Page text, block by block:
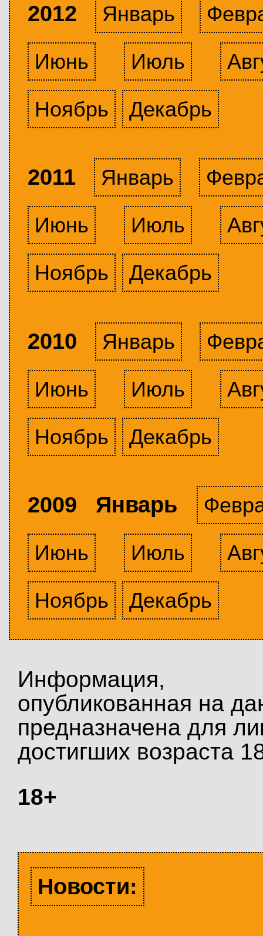
2012 Январь
Июнь
Июль
Ноябрь
Декабрь
2011 Январь
Июнь
Июль
Ноябрь
Декабрь
2010 Январь
Июнь
Июль
Ноябрь
Декабрь
2009 Январь
Июнь
Июль
Ноябрь
Декабрь
Информация,
опубликованная на
предназначена для
достигших возраста
18+
Новости: